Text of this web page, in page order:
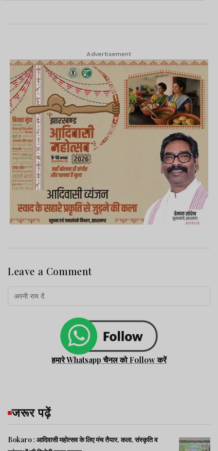
Advertisement
Leave a Comment
हमारे Whatsapp चैनल को Follow करें
जरूर पढ़ें
Bokaro : आदिवासी महोत्सव के लिए मंच तैयार, कला, संस्कृति व